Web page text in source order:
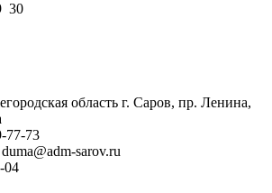
30
область г. Саров, пр. Ленина,
77-73
sarov.ru
04